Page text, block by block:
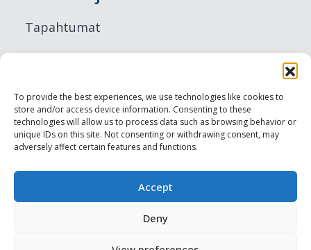
To provide the best experiences, we use technologies like cookies to
store and/or access device information. Consenting to these
technologies will allow us to process data such as browsing behavior or
unique IDs on this site. Not consenting or withdrawing consent, may
adversely affect certain features and functions.
Accept
Deny
Tapahtumat
Ruokailu
Nähtävyydet
Visit Tallinn
Ammattilaisille
Harju-, Rapla- & Läänemaa DMO